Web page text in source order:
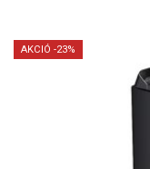
890 Ft.
AKCIÓ -23%